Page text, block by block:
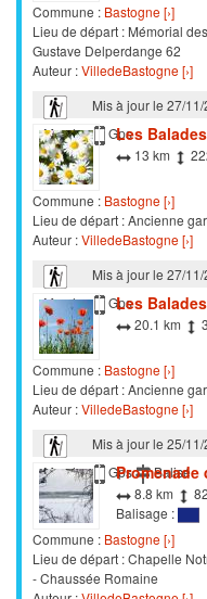
Commune : Bastogne [›]
Lieu de départ : Mémorial
Gustave Delperdange 62
Auteur :VilledeBastogne [›]
Mis à jour le 27/11/
Marche
Gps
Les
13 km
Commune : Bastogne [›]
Lieu de départ : Ancienne
Auteur :VilledeBastogne [›]
Mis à jour le 27/11/
Marche
Gps
Les
20.1 km
Commune : Bastogne [›]
Lieu de départ : Ancienne
Auteur :VilledeBastogne [›]
Mis à jour le 25/11/
Marche
Gps Balisé
Promenade
8.8 km
Balisage :
Commune : Bastogne [›]
Lieu de départ : Chapelle
- Chaussée Romaine